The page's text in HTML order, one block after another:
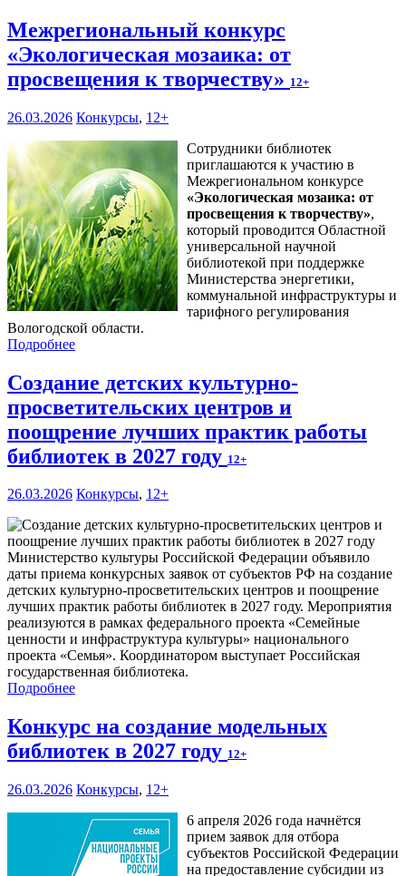
Межрегиональный конкурс
«Экологическая мозаика: от
просвещения к творчеству» 12+
26.03.2026 Конкурсы, 12+
Сотрудники библиотек
приглашаются к участию в
Межрегиональном конкурсе
«Экологическая мозаика: от
просвещения к творчеству»,
который проводится Областной
универсальной научной
библиотекой при поддержке
Министерства энергетики,
коммунальной инфраструктуры и
тарифного регулирования
Вологодской области.
Подробнее
Создание детских культурно-
просветительских центров и
поощрение лучших практик работы
библиотек в 2027 году 12+
26.03.2026 Конкурсы, 12+
Министерство культуры Российской Федерации объявило
даты приема конкурсных заявок от субъектов РФ на создание
детских культурно-просветительских центров и поощрение
лучших практик работы библиотек в 2027 году. Мероприятия
реализуются в рамках федерального проекта «Семейные
ценности и инфраструктура культуры» национального
проекта «Семья». Координатором выступает Российская
государственная библиотека.
Подробнее
Конкурс на создание модельных
библиотек в 2027 году 12+
26.03.2026 Конкурсы, 12+
6 апреля 2026 года начнётся
прием заявок для отбора
субъектов Российской Федерации
на предоставление субсидии из